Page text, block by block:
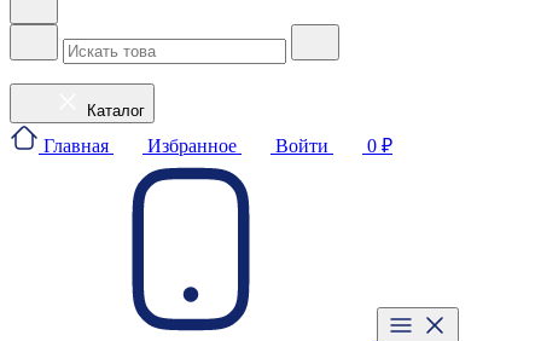
Каталог
Главная Избранное Войти 0 ₽